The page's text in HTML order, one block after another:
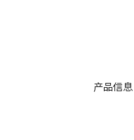
产品信息